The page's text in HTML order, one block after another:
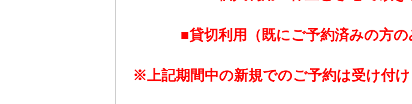
■貸切利用（既にご予約済みの方の
※上記期間中の新規でのご予約は受け付け